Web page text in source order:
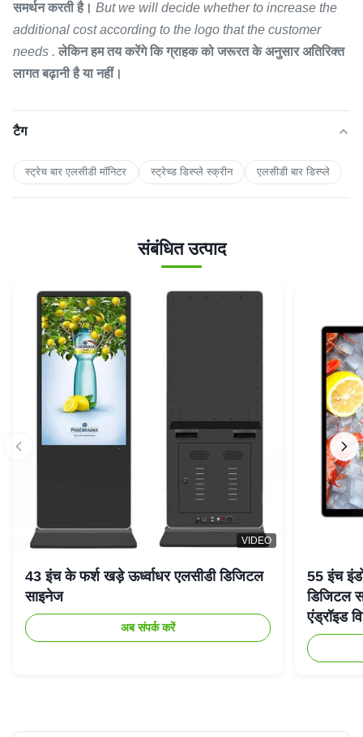
समर्थन करती है। But we will decide whether to increase the
additional cost according to the logo that the customer
needs . लेकिन हम तय करेंगे कि ग्राहक को जरूरत के अनुसार अतिरिक्त
लागत बढ़ानी है या नहीं।
टैग
स्ट्रेच बार एलसीडी मॉनिटर स्ट्रेच्ड डिस्प्ले स्क्रीन एलसीडी बार डिस्प्ले
संबंधित उत्पाद
VIDEO
43 इंच के फर्श खड़े ऊर्ध्वाधर एलसीडी डिजिटल
साइनेज
अब संपर्क करें
55 इंच
डिजिटल
एंड्रॉइड